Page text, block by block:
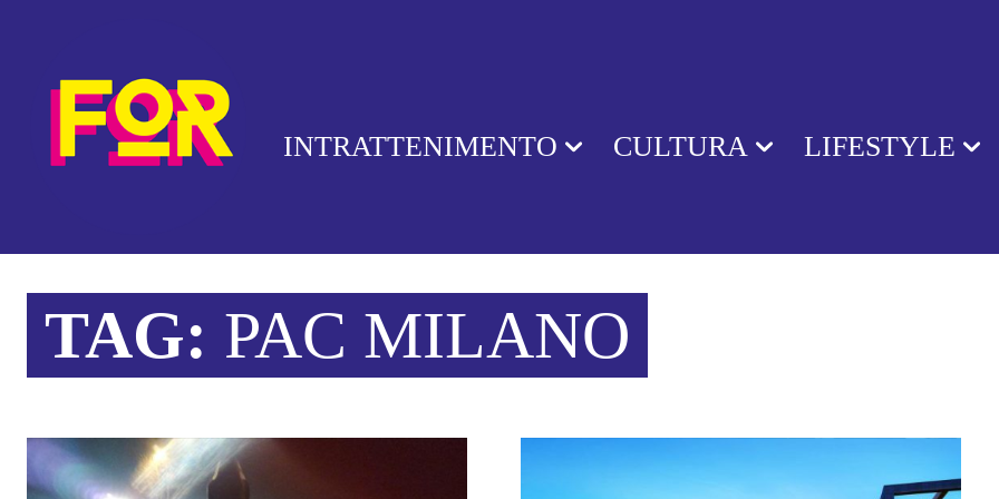
INTRATTENIMENTO CULTURA LIFESTYLE
TAG: PAC MILANO